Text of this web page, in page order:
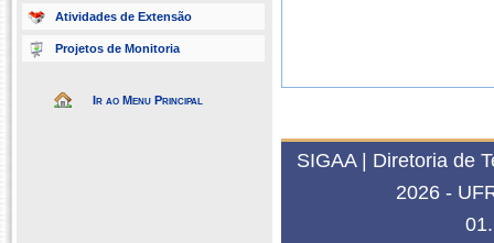
Atividades de Extensão
Projetos de Monitoria
Ir ao Menu Principal
SIGAA | Diretoria de
2026 -